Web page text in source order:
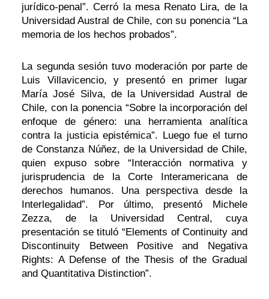
jurídico-penal”. Cerró la mesa Renato Lira, de la
Universidad Austral de Chile, con su ponencia “La
memoria de los hechos probados”.
La segunda sesión tuvo moderación por parte de
Luis Villavicencio, y presentó en primer lugar
María José Silva, de la Universidad Austral de
Chile, con la ponencia “Sobre la incorporación del
enfoque de género: una herramienta analítica
contra la justicia epistémica”. Luego fue el turno
de Constanza Núñez, de la Universidad de Chile,
quien expuso sobre “Interacción normativa y
jurisprudencia de la Corte Interamericana de
derechos humanos. Una perspectiva desde la
Interlegalidad”. Por último, presentó Michele
Zezza, de la Universidad Central, cuya
presentación se tituló “Elements of Continuity and
Discontinuity Between Positive and Negativa
Rights: A Defense of the Thesis of the Gradual
and Quantitativa Distinction”.